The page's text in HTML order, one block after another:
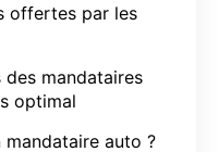
offertes par les
des mandataires
optimal
auto ?